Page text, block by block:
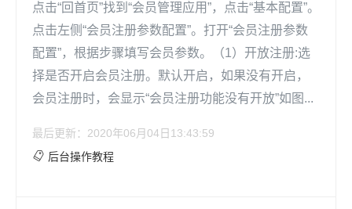
点击“回首页”找到“会员管理应用”，点击“基本配置”。
点击左侧“会员注册参数配置”。打开“会员注册参数
配置”，根据步骤填写会员参数。（1）开放注册:选
择是否开启会员注册。默认开启，如果没有开启，
会员注册时，会显示“会员注册功能没有开放”如图...
最后更新：2020年06月04日13:43:59
后台操作教程